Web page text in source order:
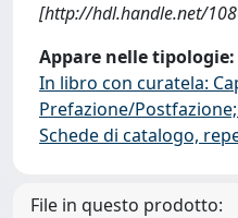
[http://hdl.handle.net/
Appare nelle tipologie:
In libro con curatela:
Prefazione/
Schede di catalogo,
File in questo prodotto: